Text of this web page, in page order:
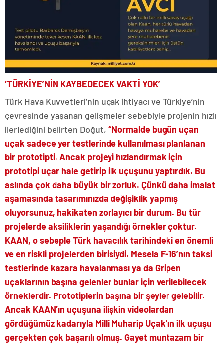
‘TÜRKİYE’NİN KAYBEDECEK VAKTİ YOK’
Türk Hava Kuvvetleri’nin uçak ihtiyacı ve Türkiye’nin
çevresinde yaşanan gelişmeler sebebiyle projenin hızlı
ilerlediğini belirten Doğut, “Normalde bugün uçan
uçak sadece yer testlerinde kullanılması planlanan
bir prototipti. Ancak projeyi hızlandırmak için
prototipi uçar hale getirip ilk uçuşunu yaptırdık. Bu
aslında çok daha büyük bir zorluk. Çünkü daha imalat
aşamasında tasarımınızda değişiklik yapmış
oluyorsunuz, hakikaten zorlayıcı bir durum. Bu tür
projelerde aksiliklerin yaşandığı örnekler çoktur.
KAAN, o sebeple Türk havacılık tarihindeki en önemli
ve en riskli projelerden birisiydi. Mesela F-16’nın taksi
testlerinde kazara havalanması ya da Gripen
uçaklarının başına gelenler bunlar için verilebilecek
örneklerdir. Prototiplerin başına bir şeyler gelebilir.
Ancak KAAN’ın uçuşuna ilişkin videolardan
gördüğümüz kadarıyla Milli Muharip Uçak’ın ilk uçuşu
gerçekten çok başarılı olmuş. Gayet muntazam bir